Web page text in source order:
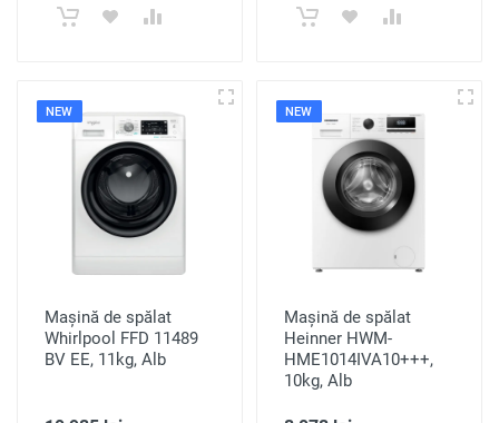
NEW
Mașină de spălat
Whirlpool FFD 11489
BV EE, 11kg, Alb
NEW
Mașină de spălat
Heinner HWM-
HME1014IVA10+++,
10kg, Alb